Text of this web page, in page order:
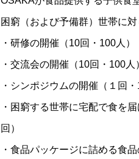
困窮（および予備群）世帯に対
・研修の開催（10回・100人）
・交流会の開催（10回・100人
・シンポジウムの開催（１回・
・困窮する世帯に宅配で食を
回）
・食品パッケージに詰める食